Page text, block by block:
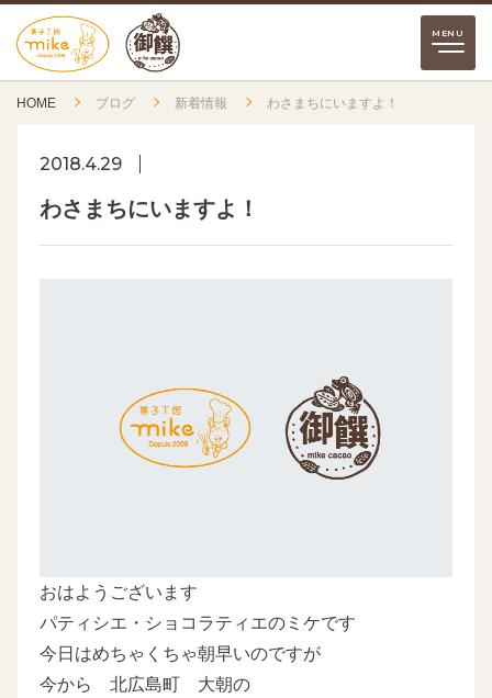
HOME ブログ 新着情報 わさまちにいますよ！
2018.4.29
わさまちにいますよ！
おはようございます
パティシエ・ショコラティエのミケです
今日はめちゃくちゃ朝早いのですが
今から 北広島町 大朝の